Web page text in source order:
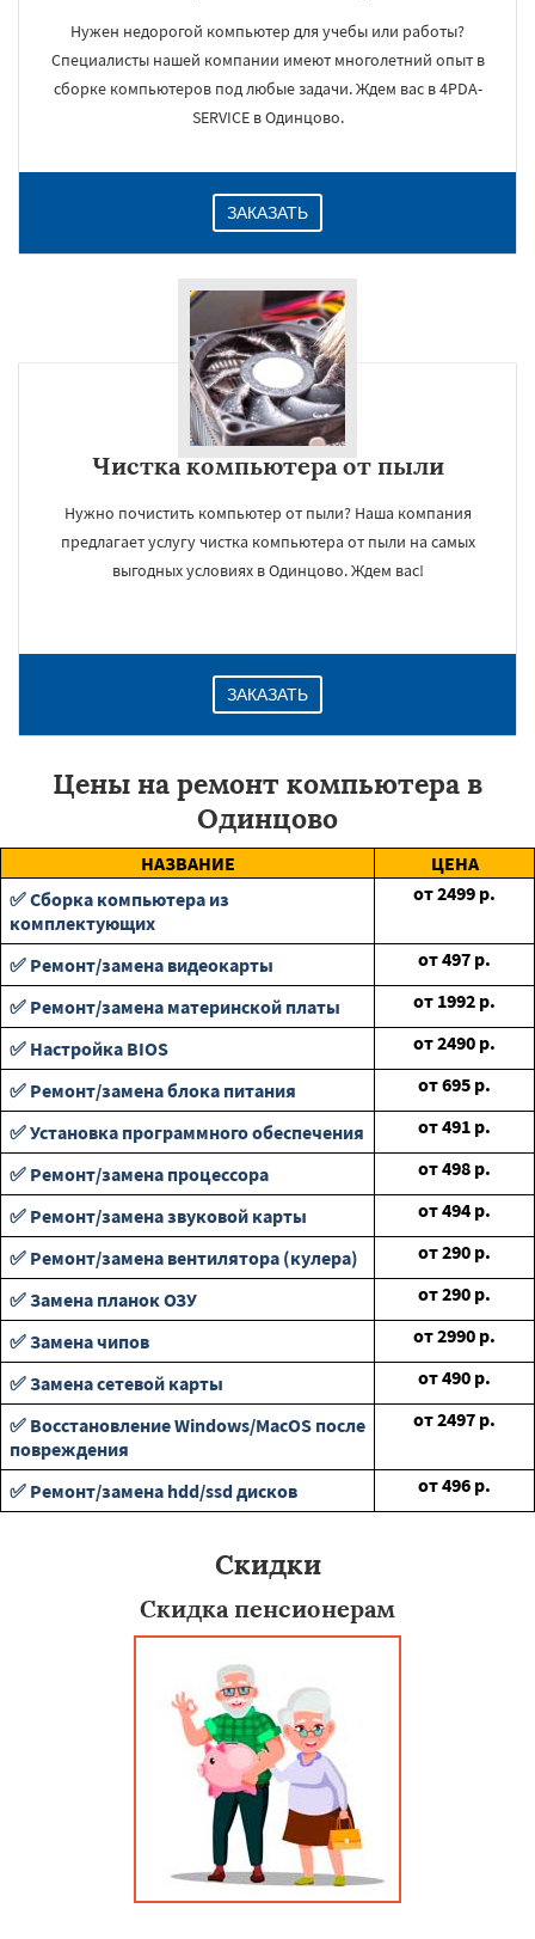
Нужен недорогой компьютер для учебы или работы?
Специалисты нашей компании имеют многолетний опыт в
сборке компьютеров под любые задачи. Ждем вас в 4PDA-
SERVICE в Одинцово.
ЗАКАЗАТЬ
Чистка компьютера от пыли
Нужно почистить компьютер от пыли? Наша компания
предлагает услугу чистка компьютера от пыли на самых
выгодных условиях в Одинцово. Ждем вас!
ЗАКАЗАТЬ
Цены на ремонт компьютера в
Одинцово
НАЗВАНИЕ
ЦЕНА
✅ Сборка компьютера из
комплектующих
от2499 р.
✅ Ремонт/замена видеокарты от497 р.
✅ Ремонт/замена материнской платы
от 1992 р.
✅ Настройка BIOS
от2490 р.
✅ Ремонт/замена блока питания
от695 р.
✅ Установка программного обеспечения
от491 р.
✅ Ремонт/замена процессора
от498 р.
✅ Ремонт/замена звуковой карты
от494 р.
✅ Ремонт/замена вентилятора (кулера)
от290 р.
✅ Замена планок ОЗУ
от290 р.
✅ Замена чипов
от2990 р.
✅ Замена сетевой карты
от490 р.
✅ Восстановление Windows/MacOS после
повреждения
от2497 р.
✅ Ремонт/замена hdd/ssd дисков от496 р.
Скидки
Скидка пенсионерам